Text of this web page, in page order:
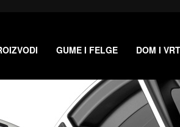
GUME I FELGE DOM I VRT